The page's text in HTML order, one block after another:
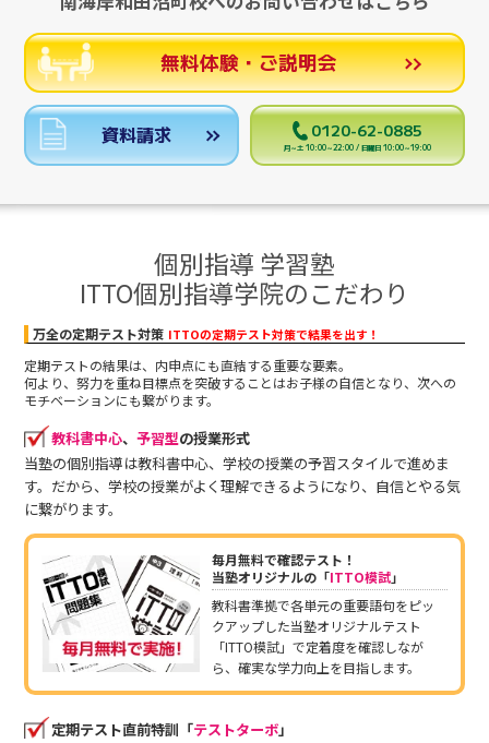
無料体験・ご説明会
資料請求 0120-62-0885
月～土 10:00～22:00 / 日曜日 10:00～19:00
個別指導 学習塾
ITTO個別指導学院のこだわり
万全の定期テスト対策 ITTOの定期テスト対策で結果を出す！
定期テストの結果は、内申点にも直結する重要な要素。
何より、努力を重ね目標点を突破することはお子様の自信となり、次への
モチベーションにも繋がります。
教科書中心、 予習型の授業形式
当塾の個別指導は教科書中心、学校の授業の予習スタイルで進めま
す。だから、学校の授業がよく理解できるようになり、自信とやる気
に繋がります。
毎月無料で確認テスト！
当塾オリジナルの「ITTO模試」
教科書準拠で各単元の重要語句をピッ
クアップした当塾オリジナルテスト
「ITTO模試」で定着度を確認しなが
ら、確実な学力向上を目指します。
定期テスト直前特訓「テストターボ」